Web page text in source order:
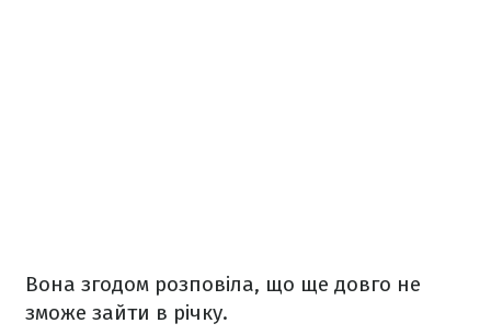
Вона згодом розповіла, що ще довго не
зможе зайти в річку.